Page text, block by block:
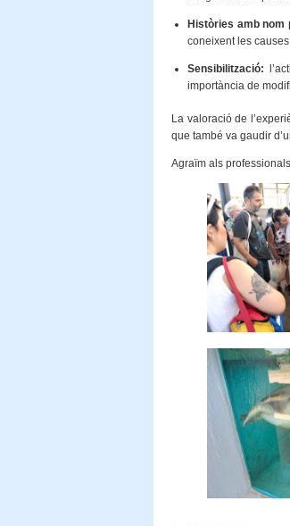
Històries amb nom
coneixent les
Sensibilització:
importància de
La valoració de
que també va gaudir
Agraïm als